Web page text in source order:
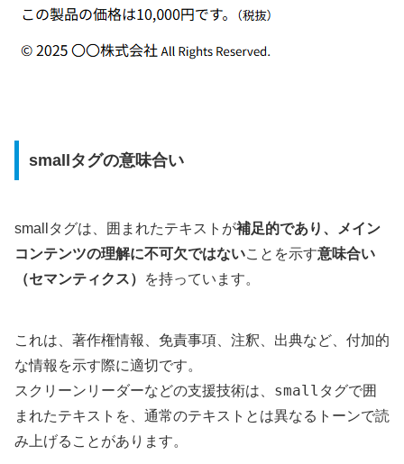
smallタグの意味合い
smallタグは、囲まれたテキストが補足的であり、メイン
コンテンツの理解に不可欠ではないことを示す意味合い
（セマンティクス）
を持っています。
これは、著作権情報、免責事項、注釈、出典など、付加的
な情報を示す際に適切です。
スクリーンリーダーなどの支援技術は、 small タグで囲
まれたテキストを、通常のテキストとは異なるトーンで読
み上げることがあります。